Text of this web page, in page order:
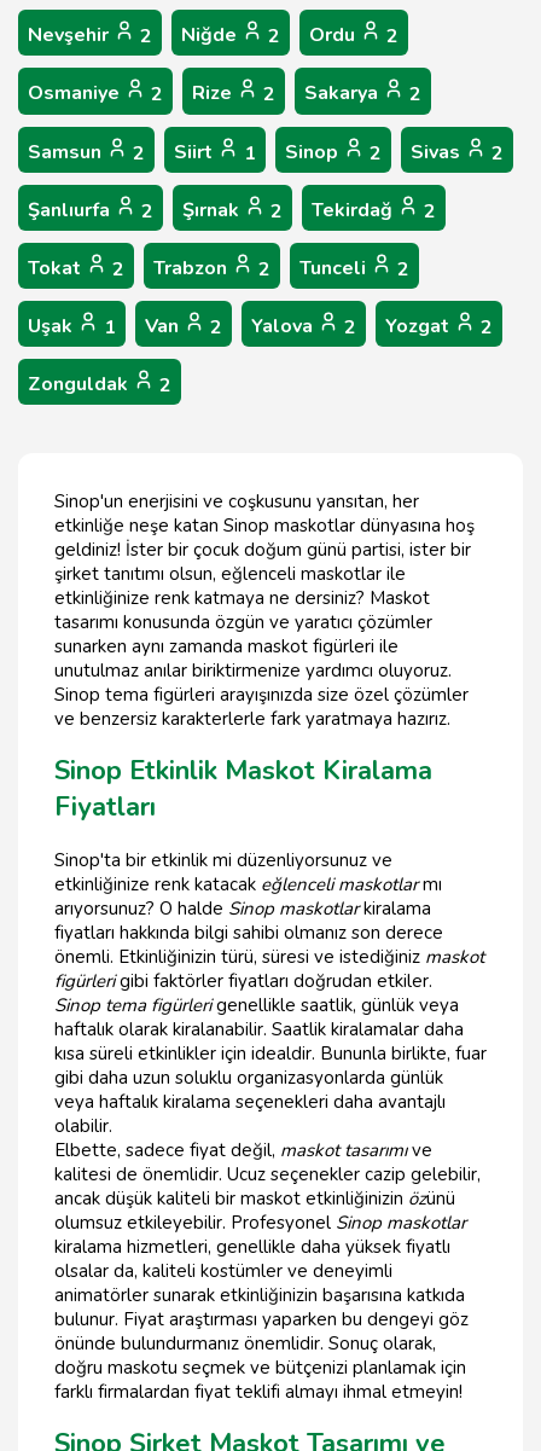
Nevşehir 2 Niğde 2 Ordu 2
Osmaniye 2 Rize 2 Sakarya 2
Samsun 2 Siirt 1 Sinop 2 Sivas 2
Şanlıurfa 2 Şırnak 2 Tekirdağ 2
Tokat 2 Trabzon 2 Tunceli 2
Uşak 1 Van 2 Yalova 2 Yozgat 2
Zonguldak 2
Sinop'un enerjisini ve coşkusunu yansıtan, her
etkinliğe neşe katan Sinop maskotlar dünyasına hoş
geldiniz! İster bir çocuk doğum günü partisi, ister bir
şirket tanıtımı olsun, eğlenceli maskotlar ile
etkinliğinize renk katmaya ne dersiniz? Maskot
tasarımı konusunda özgün ve yaratıcı çözümler
sunarken aynı zamanda maskot figürleri ile
unutulmaz anılar biriktirmenize yardımcı oluyoruz.
Sinop tema figürleri arayışınızda size özel çözümler
ve benzersiz karakterlerle fark yaratmaya hazırız.
Sinop Etkinlik Maskot Kiralama
Fiyatları
Sinop'ta bir etkinlik mi düzenliyorsunuz ve
etkinliğinize renk katacak eğlenceli maskotlarmı
arıyorsunuz? O halde Sinop maskotlarkiralama
fiyatları hakkında bilgi sahibi olmanız son derece
önemli. Etkinliğinizin türü, süresi ve istediğiniz maskot
figürlerigibi faktörler fiyatları doğrudan etkiler.
Sinop tema figürlerigenellikle saatlik, günlük veya
haftalık olarak kiralanabilir. Saatlik kiralamalar daha
kısa süreli etkinlikler için idealdir. Bununla birlikte, fuar
gibi daha uzun soluklu organizasyonlarda günlük
veya haftalık kiralama seçenekleri daha avantajlı
olabilir.
Elbette, sadece fiyat değil, maskot tasarımıve
kalitesi de önemlidir. Ucuz seçenekler cazip gelebilir,
ancak düşük kaliteli bir maskot etkinliğinizin özünü
olumsuz etkileyebilir. Profesyonel Sinop maskotlar
kiralama hizmetleri, genellikle daha yüksek fiyatlı
olsalar da, kaliteli kostümler ve deneyimli
animatörler sunarak etkinliğinizin başarısına katkıda
bulunur. Fiyat araştırması yaparken bu dengeyi göz
önünde bulundurmanız önemlidir. Sonuç olarak,
doğru maskotu seçmek ve bütçenizi planlamak için
farklı firmalardan fiyat teklifi almayı ihmal etmeyin!
Sinop Şirket Maskot Tasarımı ve